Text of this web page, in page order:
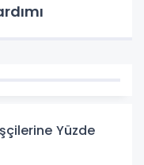
Yüzde